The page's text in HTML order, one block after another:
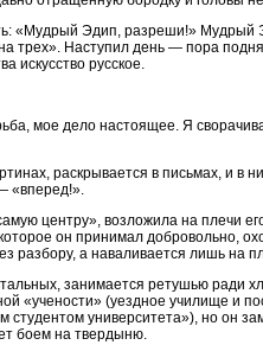
«Мудрый Эдип, разреши!» Мудрый
трех». Наступил день — пора
искусство русское.
мое дело настоящее. Я
раскрывается в письмах, и в
«вперед!».
центру», возложила на плечи
он принимал добровольно,
разбору, а наваливается лишь на
занимается ретушью ради
«учености» (уездное училище и
студентом университета»), но он
боем на твердыню.